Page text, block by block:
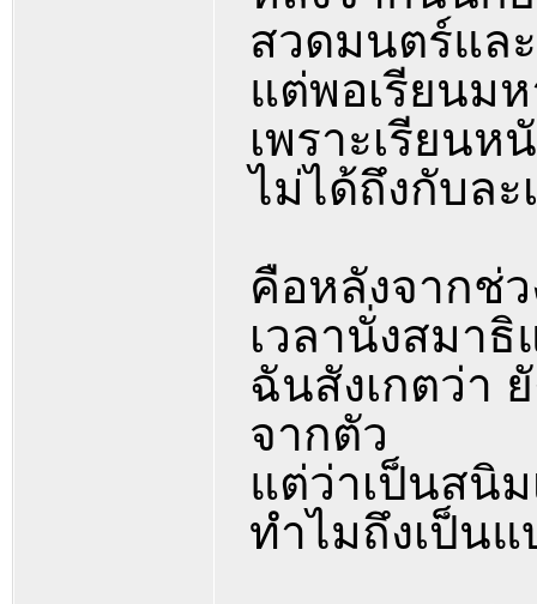
สวดมนตร์แล
แต่พอเรียนม
เพราะเรียน
ไม่ได้ถึงกับละ
คือหลังจากช่
เวลานั่งสมา
ฉันสังเกตว่า
จากตัว
แต่ว่าเป็นสนิ
ทำไมถึงเป็น